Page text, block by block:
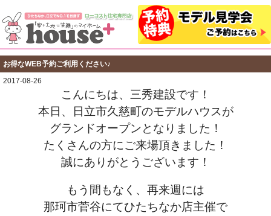
お得なWEB予約ご利用ください♪
2017-08-26
こんにちは、三秀建設です！
本日、日立市久慈町のモデルハウスが
グランドオープンとなりました！
たくさんの方にご来場頂きました！
誠にありがとうございます！
もう間もなく、再来週には
那珂市菅谷にてひたちなか店主催で